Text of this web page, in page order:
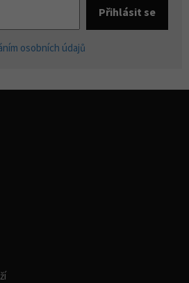
osobních údajů